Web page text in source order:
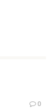
0